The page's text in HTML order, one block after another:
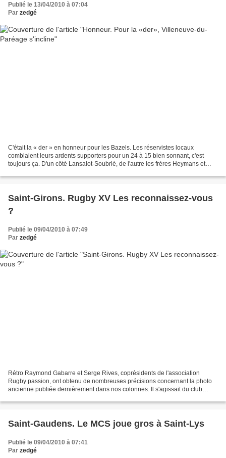
Publié le 13/04/2010 à 07:04
Par zedgé
C'était la « der » en honneur pour les Bazels. Les réservistes locaux
comblaient leurs ardents supporters pour un 24 à 15 bien sonnant, c'est
toujours ça. D'un côté Lansalot-Soubrié, de l'autre les frères Heymans et
Saint-Girons. Rugby XV Les reconnaissez-vous
?
Publié le 09/04/2010 à 07:49
Par zedgé
Rétro Raymond Gabarre et Serge Rives, coprésidents de l'association
Rugby passion, ont obtenu de nombreuses précisions concernant la photo
ancienne publiée dernièrement dans nos colonnes. Il s'agissait du club
Saint-Gaudens. Le MCS joue gros à Saint-Lys
Publié le 09/04/2010 à 07:41
Par zedgé